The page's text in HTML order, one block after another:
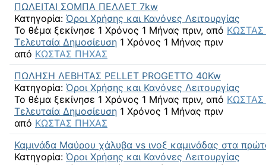
ΠΩΛΕΙΤΑΙ ΣΟΜΠΑ ΠΕΛΛΕΤ 7kw
Κατηγορία: Όροι Χρήσης και Κανόνες Λειτουργίας
Το θέμα ξεκίνησε 1 Χρόνος 1 Μήνας πριν, από
Τελευταία Δημοσίευση 1 Χρόνος 1 Μήνας πριν
από ΚΩΣΤΑΣ ΠΗΧΑΣ
ΠΩΛΗΣΗ ΛΕΒΗΤΑΣ PELLET PROGETTO 40Kw
Κατηγορία: Όροι Χρήσης και Κανόνες Λειτουργίας
Το θέμα ξεκίνησε 1 Χρόνος 1 Μήνας πριν, από
Τελευταία Δημοσίευση 1 Χρόνος 1 Μήνας πριν
από ΚΩΣΤΑΣ ΠΗΧΑΣ
Καμινάδα Μαύρου χάλυβα vs ινοξ καμινάδας στα
Κατηγορία: Όροι Χρήσης και Κανόνες Λειτουργίας